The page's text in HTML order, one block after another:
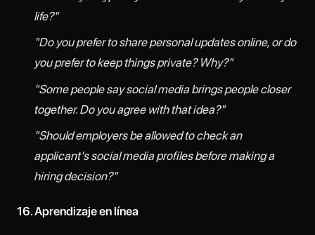
life?"
"Do you prefer to share personal updates online, or do
you prefer to keep things private? Why?"
"Some people say social media brings people closer
together. Do you agree with that idea?"
"Should employers be allowed to check an
applicant's social media profiles before making a
hiring decision?"
16. Aprendizaje en línea